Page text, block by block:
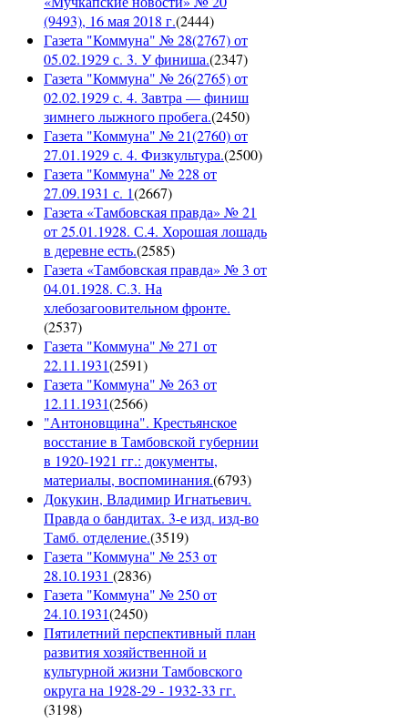
(9493), 16 мая 2018 г.(2444)
Газета "Коммуна" № 28(2767) от
05.02.1929 с. 3. У финиша.(2347)
Газета "Коммуна" № 26(2765) от
02.02.1929 с. 4. Завтра — финиш
зимнего лыжного пробега.(2450)
Газета "Коммуна" № 21(2760) от
27.01.1929 с. 4. Физкультура.(2500)
Газета "Коммуна" № 228 от
27.09.1931 с. 1(2667)
Газета «Тамбовская правда» № 21
от 25.01.1928. С.4. Хорошая лошадь
в деревне есть.(2585)
Газета «Тамбовская правда» № 3 от
04.01.1928. С.3. На
хлебозагоовительном фронте.
(2537)
Газета "Коммуна" № 271 от
22.11.1931(2591)
Газета "Коммуна" № 263 от
12.11.1931(2566)
"Антоновщина". Крестьянское
восстание в Тамбовской губернии
в 1920-1921 гг.: документы,
материалы, воспоминания.(6793)
Докукин, Владимир Игнатьевич.
Правда о бандитах. 3-е изд. изд-во
Тамб. отделение.(3519)
Газета "Коммуна" № 253 от
28.10.1931 (2836)
Газета "Коммуна" № 250 от
24.10.1931(2450)
Пятилетний перспективный план
развития хозяйственной и
культурной жизни Тамбовского
округа на 1928-29 - 1932-33 гг.
(3198)